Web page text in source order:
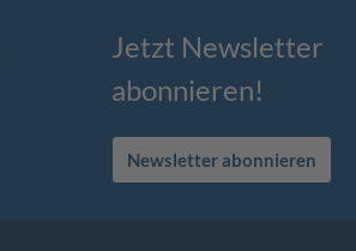
Jetzt Newsletter
abonnieren!
Newsletter abonnieren